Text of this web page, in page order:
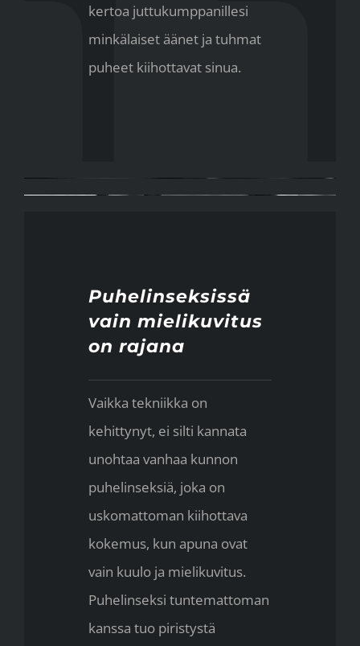
kertoa juttukumppanillesi
minkälaiset äänet ja tuhmat
puheet kiihottavat sinua.
Puhelinseksissä
vain mielikuvitus
on rajana
Vaikka tekniikka on
kehittynyt, ei silti kannata
unohtaa vanhaa kunnon
puhelinseksiä, joka on
uskomattoman kiihottava
kokemus, kun apuna ovat
vain kuulo ja mielikuvitus.
Puhelinseksi tuntemattoman
kanssa tuo piristystä